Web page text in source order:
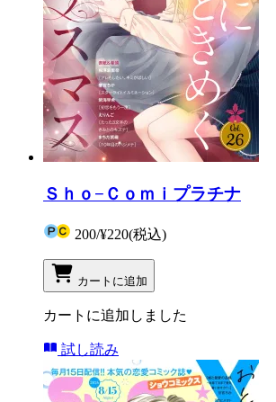
Ｓｈｏ−Ｃｏｍｉプラチナ
200/¥220(税込)
カートに追加
カートに追加しました
試し読み